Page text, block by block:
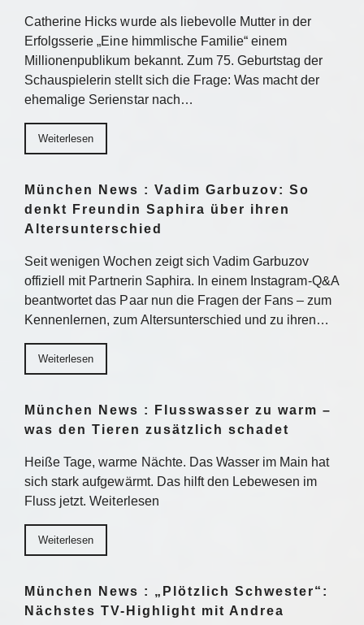
Catherine Hicks wurde als liebevolle Mutter in der
Erfolgsserie „Eine himmlische Familie“ einem
Millionenpublikum bekannt. Zum 75. Geburtstag der
Schauspielerin stellt sich die Frage: Was macht der
ehemalige Serienstar nach…
Weiterlesen
München News : Vadim Garbuzov: So
denkt Freundin Saphira über ihren
Altersunterschied
Seit wenigen Wochen zeigt sich Vadim Garbuzov
offiziell mit Partnerin Saphira. In einem Instagram-Q&A
beantwortet das Paar nun die Fragen der Fans – zum
Kennenlernen, zum Altersunterschied und zu ihren…
Weiterlesen
München News : Flusswasser zu warm –
was den Tieren zusätzlich schadet
Heiße Tage, warme Nächte. Das Wasser im Main hat
sich stark aufgewärmt. Das hilft den Lebewesen im
Fluss jetzt. Weiterlesen
Weiterlesen
München News : „Plötzlich Schwester“:
Nächstes TV-Highlight mit Andrea